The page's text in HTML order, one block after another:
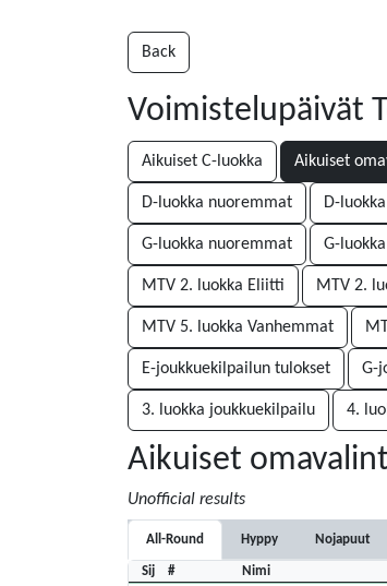
Back
Voimistelupäivät
Aikuiset C-luokka Aikuiset
D-luokka nuoremmat D-
G-luokka nuoremmat G-
MTV 2. luokka Eliitti MTV 2.
MTV 5. luokka Vanhemmat
E-joukkuekilpailun tulokset G-
3. luokka joukkuekilpailu 4.
Aikuiset
Unofficial results
All-Round Hyppy Nojapuut
Sij # Nimi